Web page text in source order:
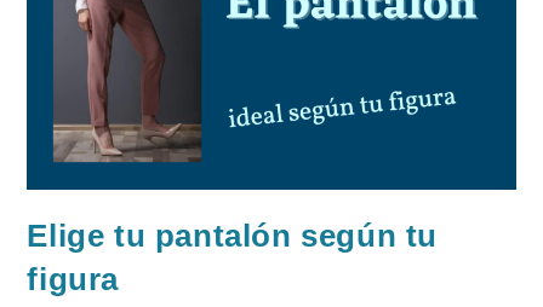
Elige tu pantalón según tu
figura